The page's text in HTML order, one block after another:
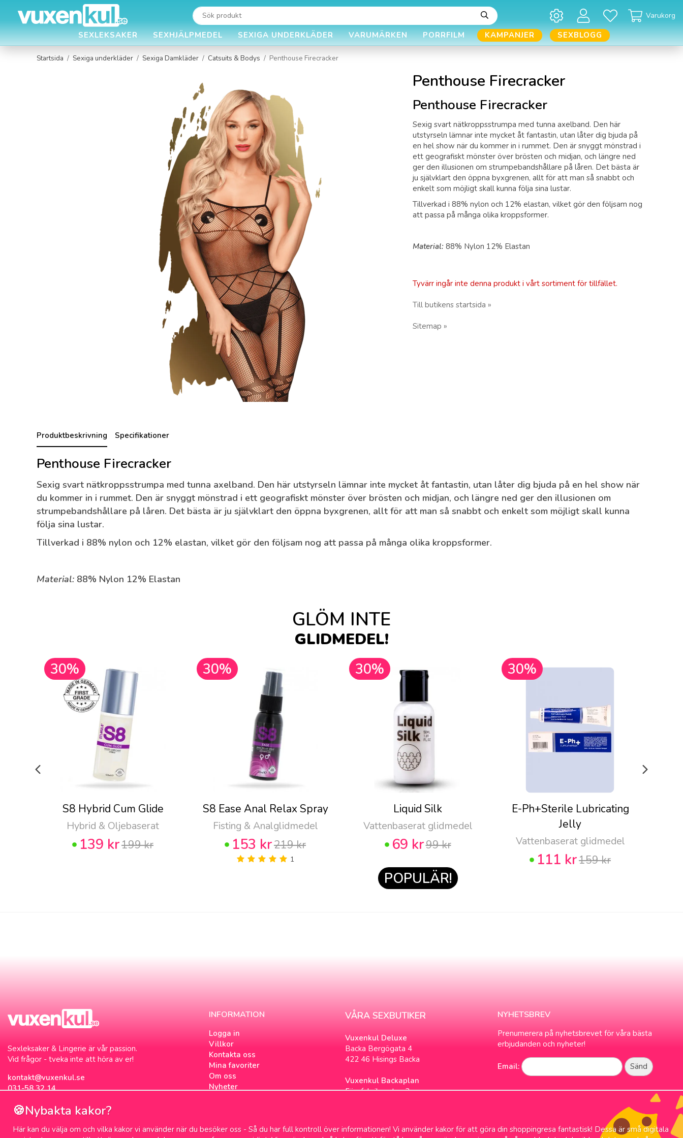
Varukorg
SEXLEKSAKER SEXHJÄLPMEDEL SEXIGA UNDERKLÄDER VARUMÄRKEN PORRFILM KAMPANJER SEXBLOGG
Startsida / Sexiga underkläder / Sexiga Damkläder / Catsuits & Bodys / Penthouse Firecracker
Penthouse Firecracker
Penthouse Firecracker
Sexig svart nätkroppsstrumpa med tunna axelband. Den här
utstyrseln lämnar inte mycket åt fantastin, utan låter dig bjuda på
en hel show när du kommer in i rummet. Den är snyggt mönstrad i
ett geografiskt mönster över brösten och midjan, och längre ned
ger den illusionen om strumpebandshållare på låren. Det bästa är
ju självklart den öppna byxgrenen, allt för att man så snabbt och
enkelt som möjligt skall kunna följa sina lustar.
Tillverkad i 88% nylon och 12% elastan, vilket gör den följsam nog
att passa på många olika kroppsformer.
Material: 88% Nylon 12% Elastan
Tyvärr ingår inte denna produkt i vårt sortiment för tillfället.
Till butikens startsida »
Sitemap »
Produktbeskrivning Specifikationer
Penthouse Firecracker
Sexig svart nätkroppsstrumpa med tunna axelband. Den här utstyrseln lämnar inte mycket åt fantastin, utan låter dig bjuda på en hel show när
du kommer in i rummet. Den är snyggt mönstrad i ett geografiskt mönster över brösten och midjan, och längre ned ger den illusionen om
strumpebandshållare på låren. Det bästa är ju självklart den öppna byxgrenen, allt för att man så snabbt och enkelt som möjligt skall kunna
följa sina lustar.
Tillverkad i 88% nylon och 12% elastan, vilket gör den följsam nog att passa på många olika kroppsformer.
Material: 88% Nylon 12% Elastan
GLÖM INTE
GLIDMEDEL!
30%
S8 Hybrid Cum Glide
Hybrid & Oljebaserat
139 kr199 kr
30%
S8 Ease Anal Relax Spray
Fisting & Analglidmedel
153 kr219 kr
1
30%
Liquid Silk
Vattenbaserat glidmedel
69 kr99 kr
POPULÄR!
30%
E-Ph+Sterile Lubricating
Jelly
Vattenbaserat glidmedel
111 kr159 kr
Sexleksaker & Lingerie är vår passion.
Vid frågor - tveka inte att höra av er!
kontakt@vuxenkul.se
031-58 32 14
INFORMATION
Logga in
Villkor
Kontakta oss
Mina favoriter
Om oss
Nyheter
Sex & Samlevnad
VÅRA SEXBUTIKER
Vuxenkul Deluxe
Backa Bergögata 4
422 46 Hisings Backa
Vuxenkul Backaplan
Färgfabriksgatan 3
NYHETSBREV
Prenumerera på nyhetsbrevet för våra bästa
erbjudanden och nyheter!
Email:
🍪Nybakta kakor?
Här kan du välja om och vilka kakor vi använder när du besöker oss - Så du har full kontroll över informationen! Vi använder kakor för att göra din shoppingresa fantastisk! Dessa är små digitala